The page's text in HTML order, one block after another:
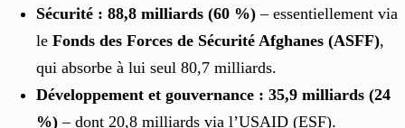
Sécurité : 88,8 milliards (60 %) – essentiellement via
le Fonds des Forces de Sécurité Afghanes (ASFF),
qui absorbe à lui seul 80,7 milliards.
Développement et gouvernance : 35,9 milliards (24
%) – dont 20,8 milliards via l’USAID (ESF).